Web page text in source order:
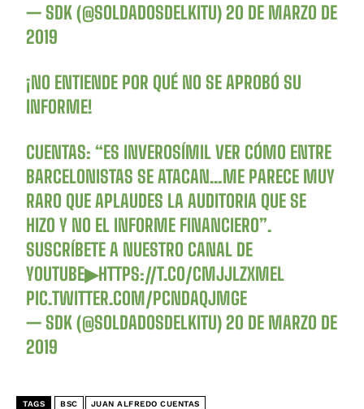
— SDK (@SOLDADOSDELKITU)20 DE MARZO DE
2019
¡NO ENTIENDE POR QUÉ NO SE APROBÓ SU
INFORME!
CUENTAS: “ES INVEROSÍMIL VER CÓMO ENTRE
BARCELONISTAS SE ATACAN…ME PARECE MUY
RARO QUE APLAUDES LA AUDITORIA QUE SE
HIZO Y NO EL INFORME FINANCIERO”.
SUSCRÍBETE A NUESTRO CANAL DE
YOUTUBE▶HTTPS://T.CO/CMJJLZXMEL
PIC.TWITTER.COM/PCNDAQJMGE
— SDK (@SOLDADOSDELKITU)20 DE MARZO DE
2019
TAGS BSC JUAN ALFREDO CUENTAS